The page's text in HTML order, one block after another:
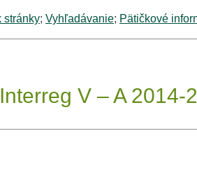
stránky; Vyhľadávanie; Pätičkové
V – A 2014-